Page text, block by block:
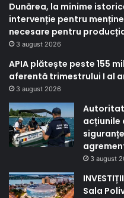
Dunărea, la minime
intervenție pentru
necesare pentru
3 august 2026
APIA plătește peste 155
aferentă trimestrului I al
3 august 2026
acțiunile
3 august
Sala